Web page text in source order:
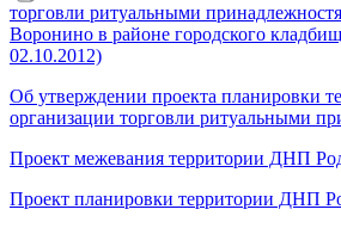
торговли ритуальными
Воронино в районе городского
02.10.2012)
Об утверждении проекта планировки
организации торговли ритуальными
Проект межевания территории ДНП
Проект планировки территории ДНП